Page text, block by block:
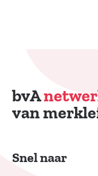
bvA
van
Snel naar